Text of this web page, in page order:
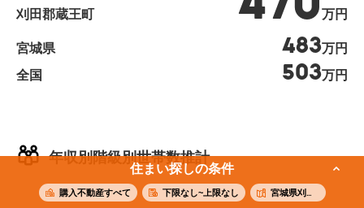
住まい探しの条件
購入不動産すべて 下限なし~上限なし 宮城県刈田郡蔵王町
年収別階級別世帯数推計
刈田郡蔵王町 万円
宮城県 483万円
全国
503万円